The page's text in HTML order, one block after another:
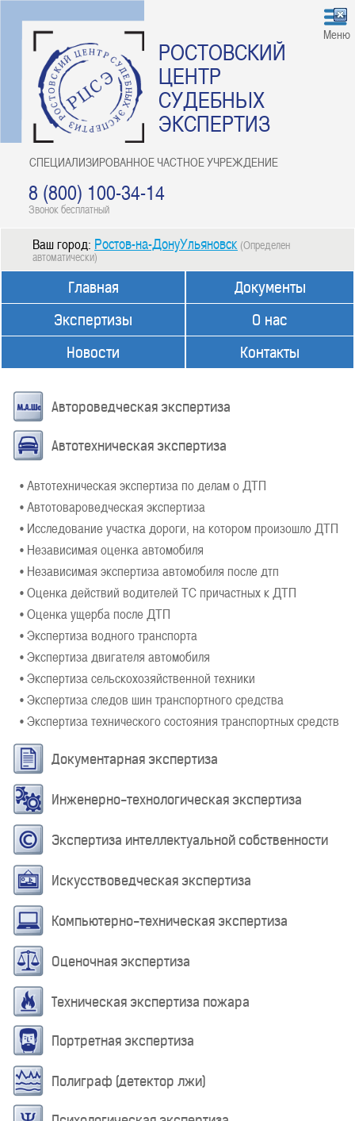
РОСТОВСКИЙ
ЦЕНТР
СУДЕБНЫХ
ЭКСПЕРТИЗ
СПЕЦИАЛИЗИРОВАННОЕ ЧАСТНОЕ УЧРЕЖДЕНИЕ
8 (800) 100-34-14
Звонок бесплатный
Меню
Ваш город: Ростов-на-ДонуУльяновск (Определен
автоматически)
Главная
Экспертизы
Новости
Документы
О нас
Контакты
Автороведческая экспертиза
Автотехническая экспертиза
• Автотехническая экспертиза по делам о ДТП
• Автотовароведческая экспертиза
• Исследование участка дороги, на котором произошло ДТП
• Независимая оценка автомобиля
• Независимая экспертиза автомобиля после дтп
• Оценка действий водителей ТС причастных к ДТП
• Оценка ущерба после ДТП
• Экспертиза водного транспорта
• Экспертиза двигателя автомобиля
• Экспертиза сельскохозяйственной техники
• Экспертиза следов шин транспортного средства
• Экспертиза технического состояния транспортных средств
Документарная экспертиза
Инженерно-технологическая экспертиза
Экспертиза интеллектуальной собственности
Искусствоведческая экспертиза
Компьютерно-техническая экспертиза
Оценочная экспертиза
Техническая экспертиза пожара
Портретная экспертиза
Полиграф (детектор лжи)